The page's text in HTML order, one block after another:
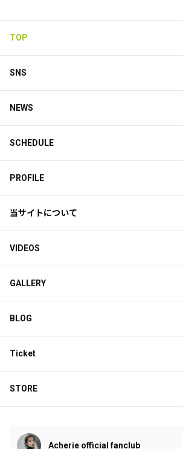
6 3 0
TOP
SNS
NEWS
SCHEDULE
PROFILE
当サイトについて
VIDEOS
GALLERY
BLOG
Ticket
STORE
Acherie official fanclub